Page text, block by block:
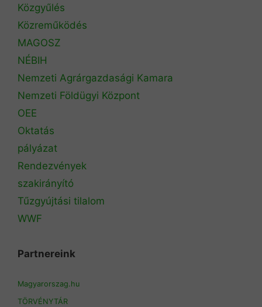
Közgyűlés
Közreműködés
MAGOSZ
NÉBIH
Nemzeti Agrárgazdasági Kamara
Nemzeti Földügyi Központ
OEE
Oktatás
pályázat
Rendezvények
szakirányító
Tűzgyújtási tilalom
WWF
Partnereink
Magyarorszag.hu
TÖRVÉNYTÁR